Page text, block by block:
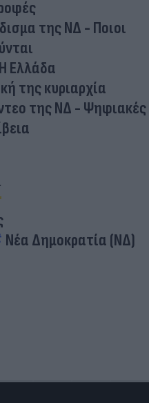
της ΝΔ - Ποιοι
Ελλάδα
της κυριαρχία
της ΝΔ - Ψηφιακές
Νέα Δημοκρατία (ΝΔ)